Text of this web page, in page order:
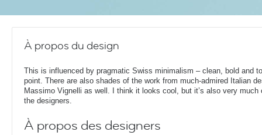
À propos du design
This is influenced by pragmatic Swiss minimalism – clean, bold and
point. There are also shades of the work from much-admired Italian
Massimo Vignelli as well. I think it looks cool, but it’s also very much
the designers.
À propos des designers